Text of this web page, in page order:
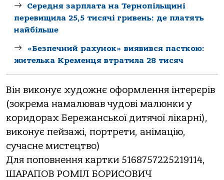
Середня зарплата на Тернопільщині
перевищила 25,5 тисячі гривень: де платять
найбільше
«Безпечний рахунок» виявився пасткою:
жителька Кременця втратила 28 тисяч
Він виконує художнє оформлення інтерєрів
(зокрема намалював чудові малюнки у
коридорах Бережанської дитячої лікарні),
виконує пейзажі, портрети, анімацію,
сучасне мистецтво)
Для поповнення картки 5168757225219114,
ШАРАПОВ РОМІЛ БОРИСОВИЧ